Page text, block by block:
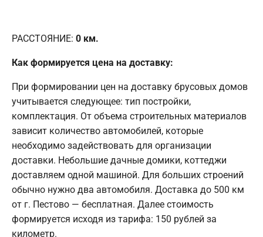
РАССТОЯНИЕ: 0 км.
Как формируется цена на доставку:
При формировании цен на доставку брусовых домов
учитывается следующее: тип постройки,
комплектация. От объема строительных материалов
зависит количество автомобилей, которые
необходимо задействовать для организации
доставки. Небольшие дачные домики, коттеджи
доставляем одной машиной. Для больших строений
обычно нужно два автомобиля. Доставка до 500 км
от г. Пестово — бесплатная. Далее стоимость
формируется исходя из тарифа: 150 рублей за
километр.